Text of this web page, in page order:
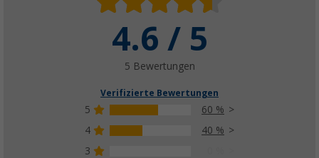
4.6 / 5
5 Bewertungen
Verifizierte Bewertungen
5
60 %
4
40 %
3